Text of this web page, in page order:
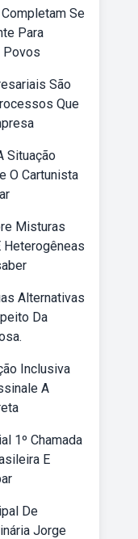
Se
Para
Povos
São
Que
Situação
O Cartunista
Misturas
Heterogêneas
Alternativas
Da
Inclusiva
A
1º Chamada
E
De
Jorge